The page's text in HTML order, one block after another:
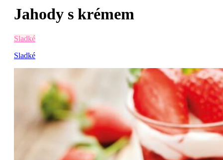
Jahody s krémem
Sladké
Sladké